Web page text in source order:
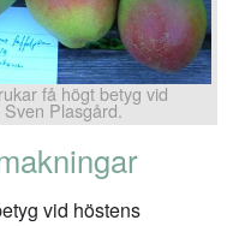
få högt betyg vid
Plasgård.
vid höstens